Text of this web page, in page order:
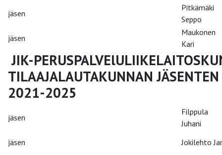
jäsen
Pitkämäki
Seppo
jäsen
Maukonen
Kari
JIK-
TILAAJALAUTAKUNNAN
2021-2025
jäsen
Filppula
Juhani
jäsen
Jokilehto